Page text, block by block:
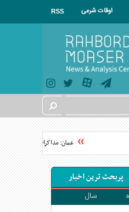
اوقات شرعی RSS
عمان: مذاکرات درباره ترتیبات
پربحث ترین اخبار
سال